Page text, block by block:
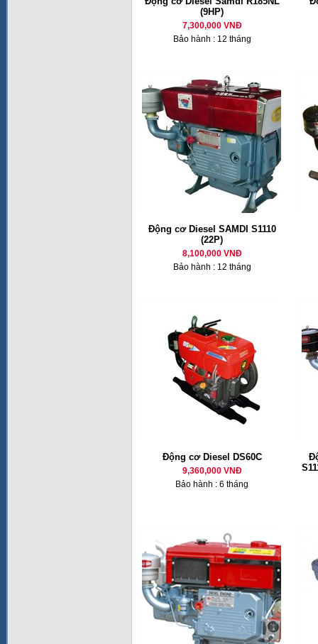
(9HP)
7,300,000 VNĐ
Bảo hành : 12 tháng
Động cơ Diesel SAMDI S1110
(22P)
8,100,000 VNĐ
Bảo hành : 12 tháng
Động cơ Diesel DS60C
9,360,000 VNĐ
Bảo hành : 6 tháng